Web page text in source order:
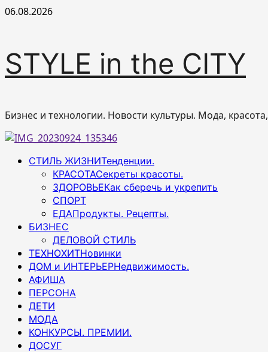
Перейти
06.08.2026
STYLE in the CITY
Бизнес и технологии. Новости культуры. Мода,
Основное
СТИЛЬ ЖИЗНИТенденции.
КРАСОТАСекреты красоты.
ЗДОРОВЬЕКак сберечь и укрепить
СПОРТ
ЕДАПродукты. Рецепты.
БИЗНЕС
ДЕЛОВОЙ СТИЛЬ
ТЕХНОХИТНовинки
ДОМ и ИНТЕРЬЕРНедвижимость.
АФИША
ПЕРСОНА
ДЕТИ
МОДА
КОНКУРСЫ. ПРЕМИИ.
ДОСУГ